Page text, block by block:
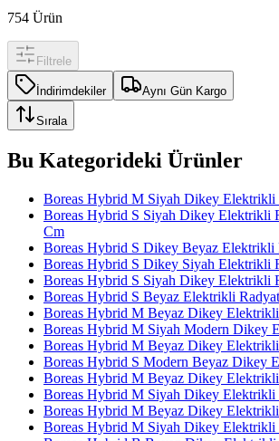
754 Ürün
Filtrele
İndirimdekiler Aynı Gün Kargo
Sırala
Bu Kategorideki Ürünler
Boreas Hybrid M Siyah Dikey Elektrikli
Boreas Hybrid S Siyah Dikey Elektrikli
Cm
Boreas Hybrid S Dikey Beyaz Elektrikli
Boreas Hybrid S Dikey Siyah Elektrikli
Boreas Hybrid S Siyah Dikey Elektrikli
Boreas Hybrid S Beyaz Elektrikli
Boreas Hybrid M Beyaz Dikey
Boreas Hybrid M Siyah Modern Dikey
Boreas Hybrid M Beyaz Dikey
Boreas Hybrid S Modern Beyaz Dikey
Boreas Hybrid M Beyaz Dikey
Boreas Hybrid M Siyah Dikey Elektrikli
Boreas Hybrid M Beyaz Dikey
Boreas Hybrid M Siyah Dikey Elektrikli